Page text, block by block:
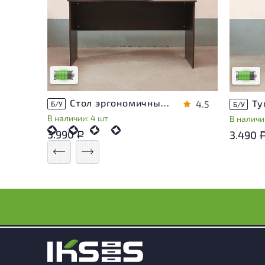
У товара присутствуют незначительные
следы эксплуатации, не влияющие на
удобство его использования
Низкая степень износа
Б/У
В наличии: 4 шт
4.5
3.990Р
У
следы
Низкая
Б/У
В
3.490